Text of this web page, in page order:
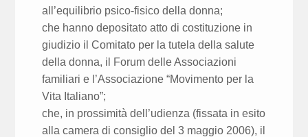
all’equilibrio psico-fisico della donna;
che hanno depositato atto di costituzione in
giudizio il Comitato per la tutela della salute
della donna, il Forum delle Associazioni
familiari e l’Associazione “Movimento per la
Vita Italiano”;
che, in prossimità dell’udienza (fissata in esito
alla camera di consiglio del 3 maggio 2006), il